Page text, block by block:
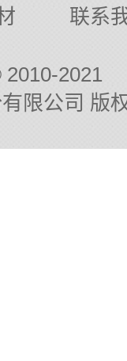
联系
2021
限公司 版